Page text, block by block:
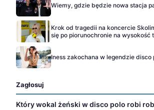
Wiemy, gdzie będzie nowa stacja
Krok od tragedii na koncercie
się po piorunochronie na wysokość
Iness zakochana w legendzie disco
Zagłosuj
Który wokal żeński w disco polo robi